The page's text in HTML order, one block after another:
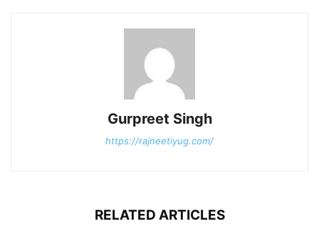
Gurpreet Singh
https://rajneetiyug.com/
RELATED ARTICLES